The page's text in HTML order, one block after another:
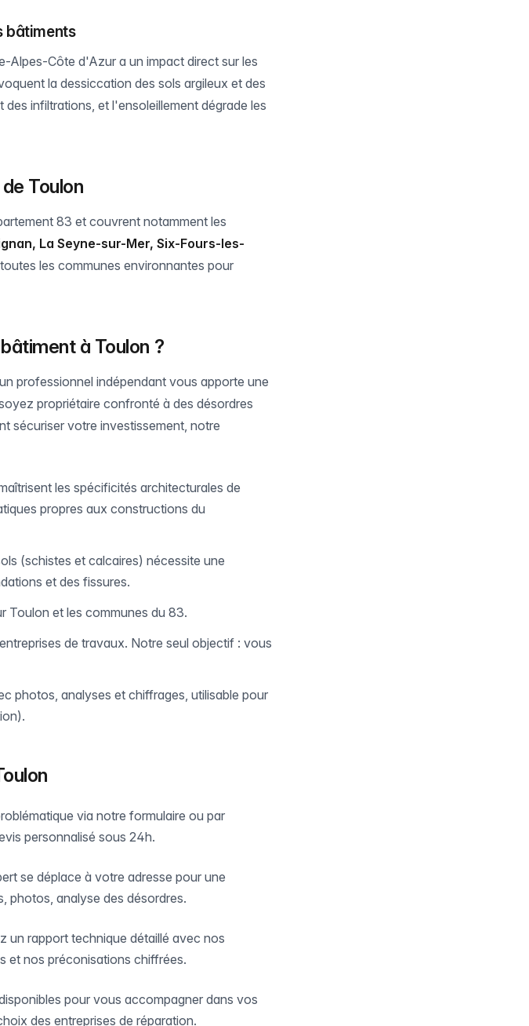
bâtiments
Alpes-Côte d'Azur a un impact direct sur les
la dessiccation des sols argileux et des
infiltrations, et l'ensoleillement dégrade les
Toulon
83 et couvrent notamment les
La Seyne-sur-Mer, Six-Fours-les-
les communes environnantes pour
à Toulon ?
professionnel indépendant vous apporte une
propriétaire confronté à des désordres
sécuriser votre investissement, notre
les spécificités architecturales de
propres aux constructions du
(schistes et calcaires) nécessite une
et des fissures.
Toulon et les communes du 83.
de travaux. Notre seul objectif : vous
photos, analyses et chiffrages, utilisable pour
via notre formulaire ou par
personnalisé sous 24h.
se déplace à votre adresse pour une
photos, analyse des désordres.
un rapport technique détaillé avec nos
et nos préconisations chiffrées.
pour vous accompagner dans vos
des entreprises de réparation.